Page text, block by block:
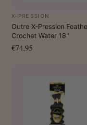
X-PRESSION
Outre X-Pression
Crochet Water 18"
€74,95